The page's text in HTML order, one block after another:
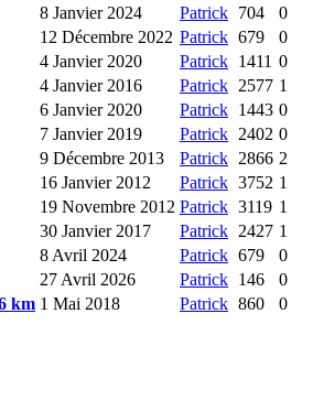
8 Janvier 2024 Patrick 704 0
12 Décembre 2022 Patrick 679 0
4 Janvier 2020 Patrick 1411 0
4 Janvier 2016 Patrick 2577 1
6 Janvier 2020 Patrick 1443 0
7 Janvier 2019 Patrick 2402 0
9 Décembre 2013 Patrick 2866 2
16 Janvier 2012 Patrick 3752 1
19 Novembre 2012 Patrick 3119 1
30 Janvier 2017 Patrick 2427 1
8 Avril 2024 Patrick 679 0
27 Avril 2026 Patrick 146 0
km 1 Mai 2018 Patrick 860 0